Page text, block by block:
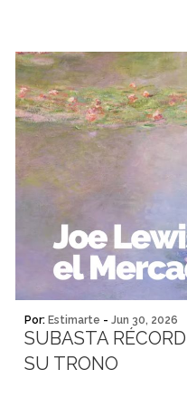
Por: Estimarte - Jun 30, 2026
SUBASTA
SU TRONO